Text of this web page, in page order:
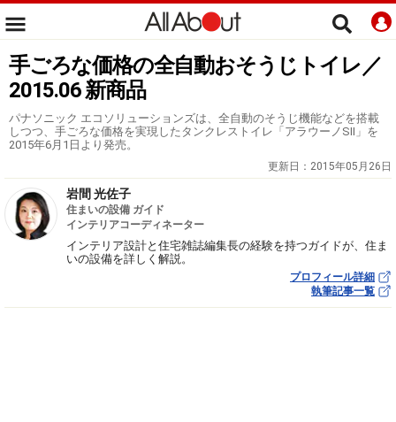
手ごろな価格の全自動おそうじトイレ／
2015.06 新商品
パナソニック エコソリューションズは、全自動のそうじ機能などを搭載
しつつ、手ごろな価格を実現したタンクレストイレ「アラウーノSII」を
2015年6月1日より発売。
更新日： 2015年05月26日
岩間 光佐子
住まいの設備 ガイド
インテリアコーディネーター
インテリア設計と住宅雑誌編集長の経験を持つガイドが、住ま
いの設備を詳しく解説。
プロフィール詳細
執筆記事一覧